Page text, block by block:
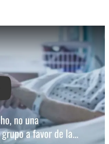
“Nadie debe sufrir: es un